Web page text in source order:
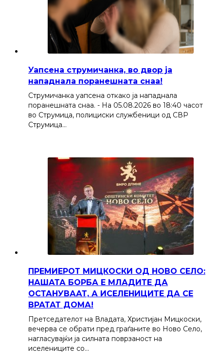
Уапсена струмичанка, во двор ја
нападнала поранешната снаа!
Струмичанка уапсена откако ја нападнала
поранешната снаа. - На 05.08.2026 во 18:40 часот
во Струмица, полициски службеници од СВР
Струмица…
ПРЕМИЕРОТ МИЦКОСКИ ОД НОВО СЕЛО:
НАШАТА БОРБА Е МЛАДИТЕ ДА
ОСТАНУВААТ, А ИСЕЛЕНИЦИТЕ ДА СЕ
ВРАТАТ ДОМА!
Претседателот на Владата, Христијан Мицкоски,
вечерва се обрати пред граѓаните во Ново Село,
нагласувајќи ја силната поврзаност на
иселениците со…